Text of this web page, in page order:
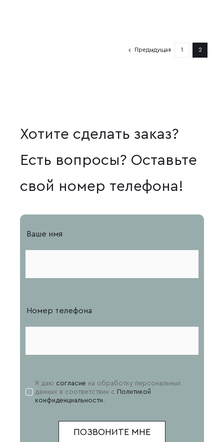
Предыдущая 1 2
Хотите сделать заказ?
Есть вопросы? Оставьте
свой номер телефона!
Ваше имя
Номер телефона
Я даю согласие на обработку персональных
данных в соответствии с Политикой
конфиденциальности.
ПОЗВОНИТЕ МНЕ